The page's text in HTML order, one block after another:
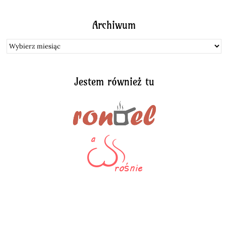
Archiwum
Archiwum
Jestem również tu